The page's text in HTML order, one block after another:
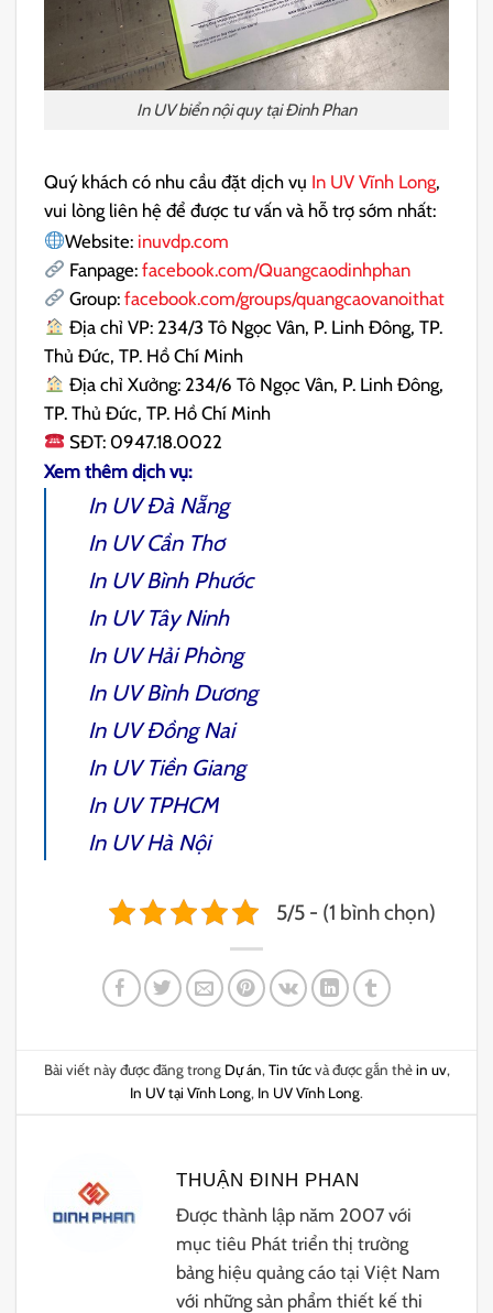
In UV biển nội quy tại Đinh Phan
Quý khách có nhu cầu đặt dịch vụ In UV Vĩnh Long,
vui lòng liên hệ để được tư vấn và hỗ trợ sớm nhất:
Website: inuvdp.com
Fanpage: facebook.com/Quangcaodinhphan
Group:facebook.com/groups/quangcaovanoithat
Địa chỉ VP: 234/3 Tô Ngọc Vân, P. Linh Đông, TP.
Thủ Đức, TP. Hồ Chí Minh
Địa chỉ Xưởng: 234/6 Tô Ngọc Vân, P. Linh Đông,
TP. Thủ Đức, TP. Hồ Chí Minh
SĐT: 0947.18.0022
Xem thêm dịch vụ:
In UV Đà Nẵng
In UV Cần Thơ
In UV Bình Phước
In UV Tây Ninh
In UV Hải Phòng
In UV Bình Dương
In UV Đồng Nai
In UV Tiền Giang
In UV TPHCM
In UV Hà Nội
5/5 - (1 bình chọn)
Bài viết này được đăng trong Dự án, Tin tứcvà được gắn thẻin uv,
In UV tại Vĩnh Long, In UV Vĩnh Long.
THUẬN ĐINH PHAN
Được thành lập năm 2007 với
mục tiêu Phát triển thị trường
bảng hiệu quảng cáo tại Việt Nam
với những sản phẩm thiết kế thi